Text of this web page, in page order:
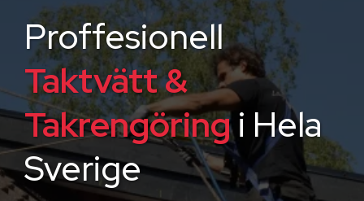
Proffesionell
Taktvätt &
Takrengöringi Hela
Sverige